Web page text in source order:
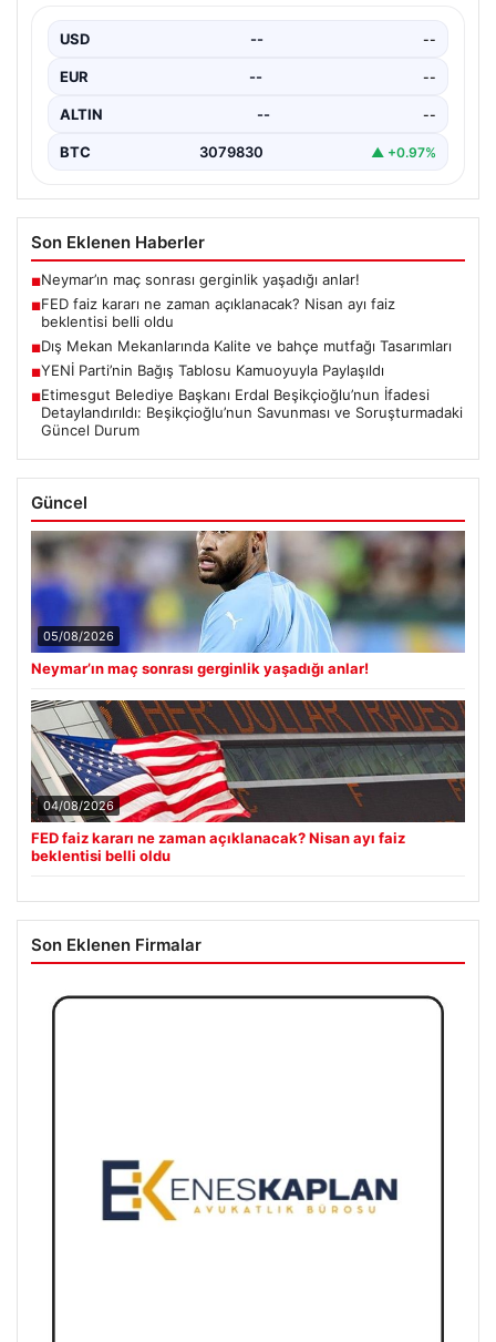
USD -- --
EUR -- --
ALTIN -- --
BTC 3079830 ▲ +0.97%
Son Eklenen Haberler
■Neymar’ın maç sonrası gerginlik yaşadığı anlar!
■FED faiz kararı ne zaman açıklanacak? Nisan ayı faiz
beklentisi belli oldu
■Dış Mekan Mekanlarında Kalite ve bahçe mutfağı Tasarımları
■YENİ Parti’nin Bağış Tablosu Kamuoyuyla Paylaşıldı
■Etimesgut Belediye Başkanı Erdal Beşikçioğlu’nun İfadesi
Detaylandırıldı: Beşikçioğlu’nun Savunması ve Soruşturmadaki
Güncel Durum
Güncel
05/08/2026
Neymar’ın maç sonrası gerginlik yaşadığı anlar!
04/08/2026
FED faiz kararı ne zaman açıklanacak? Nisan ayı faiz
beklentisi belli oldu
Son Eklenen Firmalar